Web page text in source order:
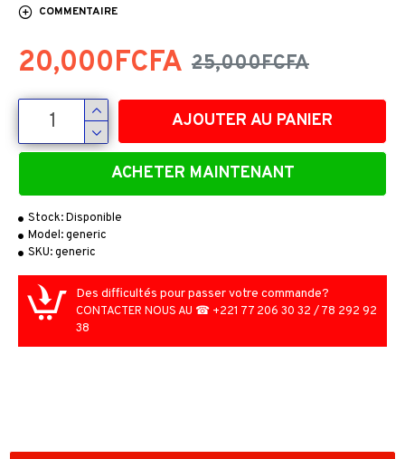
COMMENTAIRE
Stock:Disponible
Model:generic
SKU:generic
20,000FCFA 25,000FCFA
AJOUTER AU PANIER
ACHETER MAINTENANT
Des difficultés pour passer votre commande?
CONTACTER NOUS AU ☎ +221 77 206 30 32 / 78 292 92
38